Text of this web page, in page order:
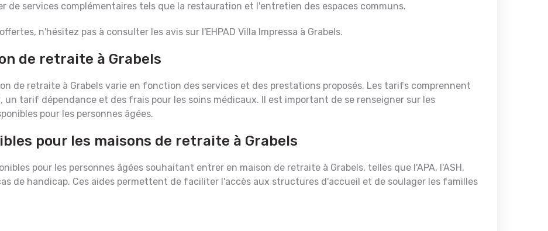
de services complémentaires tels que la restauration et l'entretien des espaces communs.
n'hésitez pas à consulter les avis sur l'EHPAD Villa Impressa à Grabels.
de retraite à Grabels
de retraite à Grabels varie en fonction des services et des prestations proposés. Les tarifs comprennent
tarif dépendance et des frais pour les soins médicaux. Il est important de se renseigner sur les
pour les personnes âgées.
pour les maisons de retraite à Grabels
pour les personnes âgées souhaitant entrer en maison de retraite à Grabels, telles que l'APA, l'ASH,
de handicap. Ces aides permettent de faciliter l'accès aux structures d'accueil et de soulager les familles